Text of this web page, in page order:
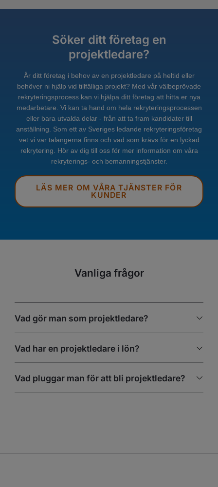
Söker ditt företag en
projektledare?
Är ditt företag i behov av en projektledare på heltid eller
behöver ni hjälp vid tillfälliga projekt? Med vår välbeprövade
rekryteringsprocess kan vi hjälpa ditt företag att hitta er nya
medarbetare. Vi kan ta hand om hela rekryteringsprocessen
eller bara utvalda delar - från att ta fram kandidater till
anställning. Som ett av Sveriges ledande rekryteringsföretag
vet vi var talangerna finns och vad som krävs för en lyckad
rekrytering. Hör av dig till oss för mer information om våra
rekryterings- och bemanningstjänster.
LÄS MER OM VÅRA TJÄNSTER FÖR
KUNDER
Vanliga frågor
Vad gör man som projektledare?
Vad har en projektledare i lön?
Vad pluggar man för att bli projektledare?